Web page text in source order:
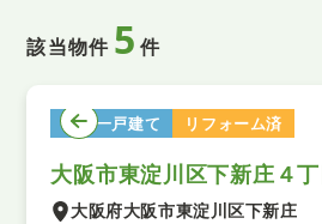
該当物件 5 件
中古一戸建て リフォーム済
大阪府大阪市東淀川区下新庄